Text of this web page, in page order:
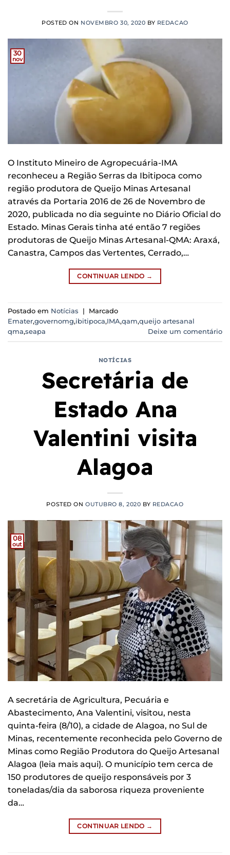
POSTED ON NOVEMBRO 30, 2020 BY REDACAO
30
nov
O Instituto Mineiro de Agropecuária-IMA
reconheceu a Região Serras da Ibitipoca como
região produtora de Queijo Minas Artesanal
através da Portaria 2016 de 26 de Novembro de
2020, publicada no dia seguinte no Diário Oficial do
Estado. Minas Gerais tinha até então 7 regiões
produtoras de Queijo Minas Artesanal-QMA: Araxá,
Canastra, Campos das Vertentes, Cerrado,…
CONTINUAR LENDO →
Postado em Notícias |
Marcado
Emater,governomg,ibitipoca,IMA,qam,queijo artesanal
qma,seapa Deixe um comentário
NOTÍCIAS
Secretária de
Estado Ana
Valentini visita
Alagoa
POSTED ONOUTUBRO 8, 2020 BY REDACAO
08
out
A secretária de Agricultura, Pecuária e
Abastecimento, Ana Valentini, visitou, nesta
quinta-feira (8/10), a cidade de Alagoa, no Sul de
Minas, recentemente reconhecida pelo Governo de
Minas como Região Produtora do Queijo Artesanal
Alagoa (leia mais aqui). O município tem cerca de
150 produtores de queijo responsáveis por 3
toneladas/dia da saborosa riqueza proveniente
da…
CONTINUAR LENDO →